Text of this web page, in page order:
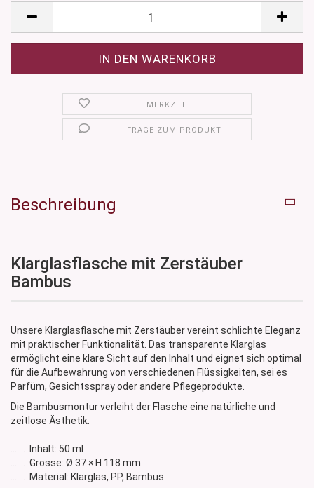
MERKZETTEL
FRAGE ZUM PRODUKT
Beschreibung
Klarglasflasche mit Zerstäuber
Bambus
Unsere Klarglasflasche mit Zerstäuber vereint schlichte Eleganz
mit praktischer Funktionalität. Das transparente Klarglas
ermöglicht eine klare Sicht auf den Inhalt und eignet sich optimal
für die Aufbewahrung von verschiedenen Flüssigkeiten, sei es
Parfüm, Gesichtsspray oder andere Pflegeprodukte.
Die Bambusmontur verleiht der Flasche eine natürliche und
zeitlose Ästhetik.
....... Inhalt: 50 ml
....... Grösse: Ø 37 × H 118 mm
....... Material: Klarglas, PP, Bambus